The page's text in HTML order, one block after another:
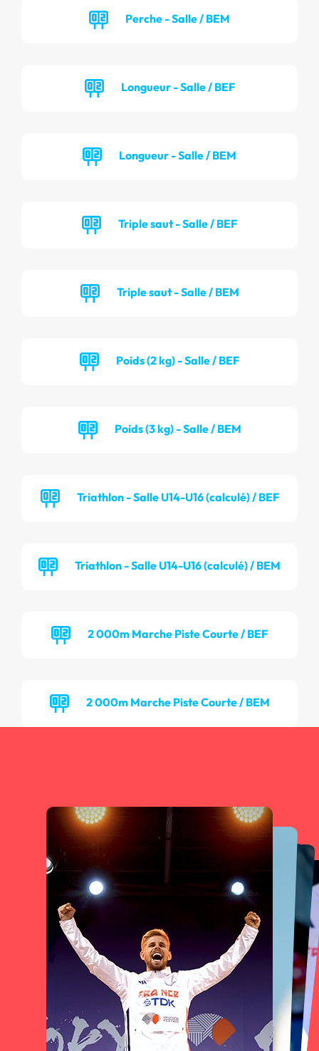
Perche - Salle / BEM
Longueur - Salle / BEF
Longueur - Salle / BEM
Triple saut - Salle / BEF
Triple saut - Salle / BEM
Poids (2 kg) - Salle / BEF
Poids (3 kg) - Salle / BEM
Triathlon - Salle U14-U16 (calculé) / BEF
Triathlon - Salle U14-U16 (calculé) / BEM
2 000m Marche Piste Courte / BEF
2 000m Marche Piste Courte / BEM